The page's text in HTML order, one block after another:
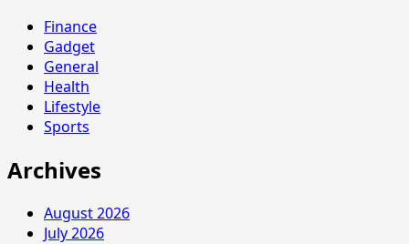
Finance
Gadget
General
Health
Lifestyle
Sports
Archives
August 2026
July 2026